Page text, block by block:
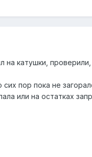
на катушки,
пор пока не
или на остатках